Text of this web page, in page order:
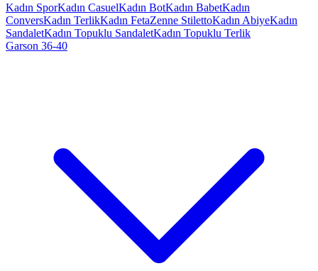
Kadın SporKadın CasuelKadın BotKadın BabetKadın
ConversKadın TerlikKadın FetaZenne StilettoKadın AbiyeKadın
SandaletKadın Topuklu SandaletKadın Topuklu Terlik
Garson 36-40